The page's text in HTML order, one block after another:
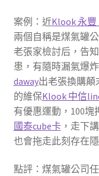
案例：近Klook 永豐
兩個自稱是煤氣罐
老張家檢討后，告
患，有隨時漏氣爆
daway出老張換購顛
的維保Klook 中信
有優惠運動，100塊
國泰cube卡，走下
也會拖走此刻存在
點評：煤氣罐公司